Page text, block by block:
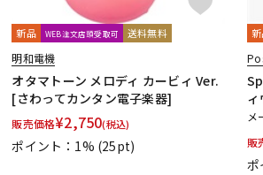
新品 WEB注文店頭受取可 送料無料
明和電機
オタマトーン メロディ カービィ Ver.
[さわってカンタン電子楽器]
販売価格¥2,750(税込)
ポイント：1% (25pt)
ィ
メ
販
ポ